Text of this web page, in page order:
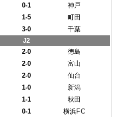
0-1
神戸
1-5
町田
3-0
千葉
J2
2-0
徳島
2-0
富山
2-0
仙台
1-0
新潟
1-1
秋田
0-1
横浜FC